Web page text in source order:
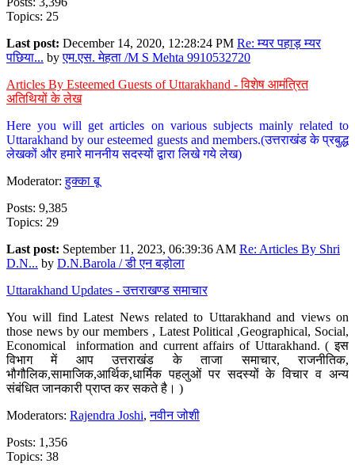
Topics: 25
Last post: December 14, 2020, 12:28:24 PM Re: म्यर पहाड़ म्यर
पछिया... byएम.एस. मेहता /M S Mehta 9910532720
Articles By Esteemed Guests of Uttarakhand - विशेष आमंत्रित
अतिथियों के लेख
Here you will get articles on various subjects mainly related to
Uttarakhand by our esteemed guests and members.(उत्तराखंड के प्रबुद्ध
लेखकों और हमारे माननीय सदस्यों द्वारा लिखे गये लेख)
Moderator:हुक्का बू
Posts: 9,385
Topics: 29
Last post: September 11, 2023, 06:39:36 AM Re: Articles By Shri
D.N... by D.N.Barola / डी एन बड़ोला
Uttarakhand Updates - उत्तराखण्ड समाचार
You will find Latest News related to Uttarakhand and views on
those news by our members , Latest Political ,Geographical, Social,
Economical information and current affairs of Uttarakhand. ( इस
विभाग में आप उत्तराखंड के ताजा समाचार, राजनीतिक,
भौगौलिक,सामाजिक,आर्थिक,धार्मिक पहलुओं पर सदस्यों के विचार व अन्य
संबंधित जानकारी प्राप्त कर सकते है। )
Moderators: Rajendra Joshi,नवीन जोशी
Posts: 1,356
Topics: 38